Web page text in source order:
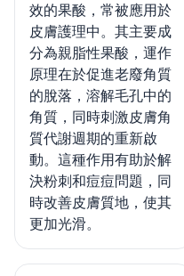
效的果酸，常被應用於
皮膚護理中。其主要成
分為親脂性果酸，運作
原理在於促進老廢角質
的脫落，溶解毛孔中的
角質，同時刺激皮膚角
質代謝週期的重新啟
動。這種作用有助於解
決粉刺和痘痘問題，同
時改善皮膚質地，使其
更加光滑。